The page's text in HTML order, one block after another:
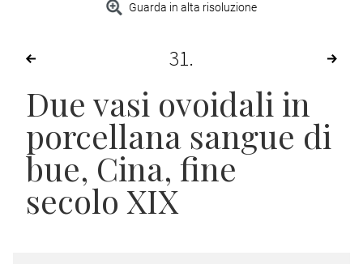
Guarda in alta risoluzione
31
Due vasi ovoidali in
porcellana sangue di
bue, Cina, fine
secolo XIX